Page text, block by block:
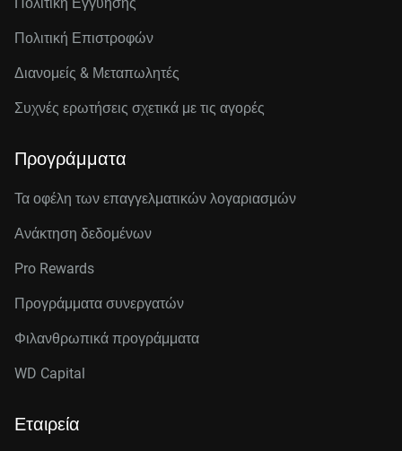
Πολιτική Επιστροφών
Διανομείς & Μεταπωλητές
Συχνές ερωτήσεις σχετικά με τις αγορές
Προγράμματα
Τα οφέλη των επαγγελματικών λογαριασμών
Ανάκτηση δεδομένων
Pro Rewards
Προγράμματα συνεργατών
Φιλανθρωπικά προγράμματα
WD Capital
Εταιρεία